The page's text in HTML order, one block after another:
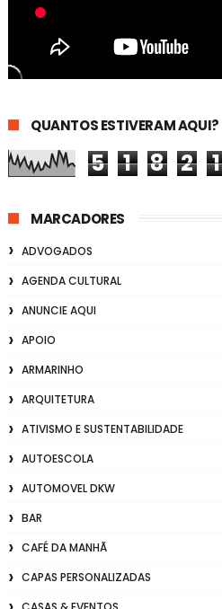
QUANTOS ESTIVERAM AQUI?
5 1 8 2 1
MARCADORES
ADVOGADOS
AGENDA CULTURAL
ANUNCIE AQUI
APOIO
ARMARINHO
ARQUITETURA
ATIVISMO E SUSTENTABILIDADE
AUTOESCOLA
AUTOMOVEL DKW
BAR
CAFÉ DA MANHÃ
CAPAS PERSONALIZADAS